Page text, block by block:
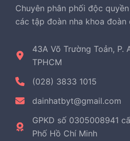
Chuyên phân phối độc
các tập đoàn nha khoa đoàn
43A Võ Trường Toản, P.
TPHCM
(028) 3833 1015
dainhatbyt@gmail.com
GPKD số 0305008941
Phố Hồ Chí Minh